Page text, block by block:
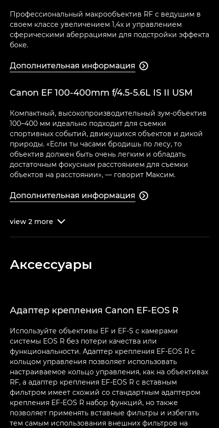
Профессиональный макрообъектив RF с ведущим в
своем классе увеличением 1,4x и управлением
сферическими аберрациями для подстройки эффекта
боке.
Дополнительная информация 
Canon EF 100-400mm f/4.5-5.6L IS II USM
Компактный, высокопроизводительный зум-объектив
100–400 мм идеально подходит для съемки
спортивных событий, движущихся объектов и дикой
природы. «Если ты часами бродишь по лесу, то
объектив должен быть очень легким и обладать
достаточным фокусным расстоянием для съемки
объектов на расстоянии», — говорит Максим.
Дополнительная информация 
view 2 more 
Аксессуары
Адаптер крепления Canon EF-EOS R
Используйте объективы EF и EF-S с камерами
системы EOS R без потери качества или
функциональности. Адаптер крепления EF-EOS R с
кольцом управления позволяет использовать
настраиваемое кольцо управления, как на объективах
RF, а адаптер крепления EF-EOS R с вставным
фильтром имеет схожий со стандартным адаптером
крепления EF-EOS R набор функций, но также
позволяет применять вставные фильтры и избегать
тем самым использования внешних фильтров на